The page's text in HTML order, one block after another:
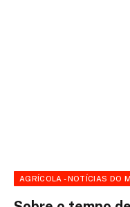
AGRÍCOLA - NOTÍCIAS DO